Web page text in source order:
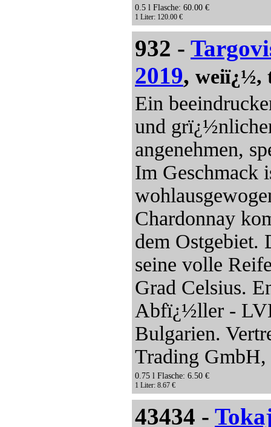
0.5 l Flasche: 60.00 €
1 Liter: 120.00 €
932 -
2019, weiï¿½,
Ein
und
angenehmen,
Im Geschmack
Chardonnay
dem Ostgebiet.
seine volle
Grad Celsius.
Abfï¿½ller -
Bulgarien.
Trading
0.75 l Flasche: 6.50 €
1 Liter: 8.67 €
43434 -